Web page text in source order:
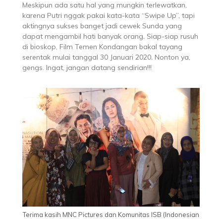
Meskipun ada satu hal yang mungkin terlewatkan,
karena Putri nggak pakai kata-kata “Swipe Up”, tapi
aktingnya sukses banget jadi cewek Sunda yang
dapat mengambil hati banyak orang. Siap-siap rusuh
di bioskop, Film Temen Kondangan bakal tayang
serentak mulai tanggal 30 Januari 2020. Nonton ya,
gengs. Ingat, jangan datang sendirian!!!
Terima kasih MNC Pictures dan Komunitas ISB (Indonesian